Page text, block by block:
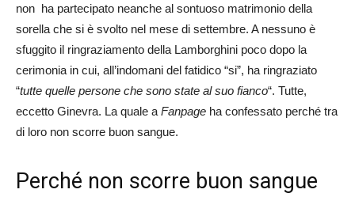
non ha partecipato neanche al sontuoso matrimonio della
sorella che si è svolto nel mese di settembre. A nessuno è
sfuggito il ringraziamento della Lamborghini poco dopo la
cerimonia in cui, all’indomani del fatidico “si”, ha ringraziato
“tutte quelle persone che sono state al suo fianco“. Tutte,
eccetto Ginevra. La quale a Fanpage ha confessato perché tra
di loro non scorre buon sangue.
Perché non scorre buon sangue